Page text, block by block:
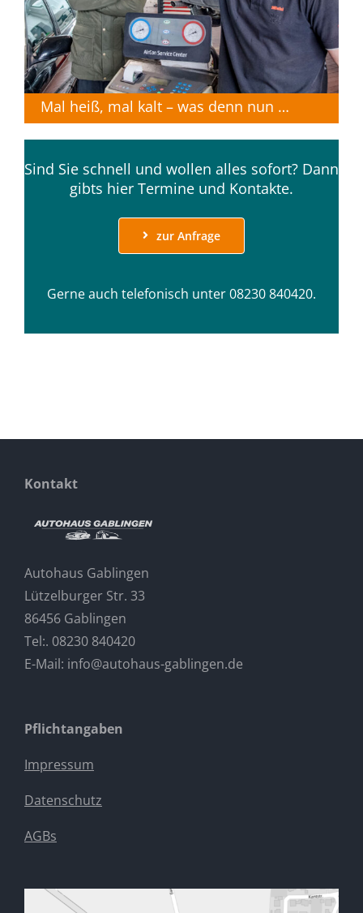
Mal heiß, mal kalt – was denn nun …
Sind Sie schnell und wollen alles sofort? Dann
gibts hier Termine und Kontakte.
zur Anfrage
Gerne auch telefonisch unter08230 840420.
Kontakt
Autohaus Gablingen
Lützelburger Str. 33
86456 Gablingen
Tel:. 08230 840420
E-Mail: info@autohaus-gablingen.de
Pflichtangaben
Impressum
Datenschutz
AGBs